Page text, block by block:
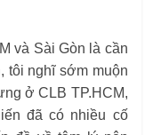
và Sài Gòn là cần
tôi nghĩ sớm muộn
ở CLB TP.HCM,
đã có nhiều cố